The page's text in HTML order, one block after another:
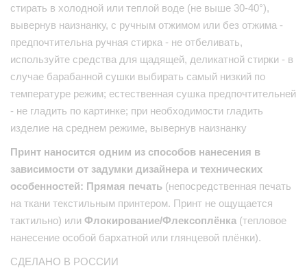
стирать в холодной или теплой воде (не выше 30-40°),
вывернув наизнанку, с ручным отжимом или без отжима -
предпочтительна ручная стирка - не отбеливать,
используйте средства для щадящей, деликатной стирки - в
случае барабанной сушки выбирать самый низкий по
температуре режим; естественная сушка предпочтительней
- не гладить по картинке; при необходимости гладить
изделие на среднем режиме, вывернув наизнанку
Принт наносится одним из способов нанесения в
зависимости от задумки дизайнера и технических
особенностей: Прямая печать (непосредственная печать
на ткани текстильным принтером. Принт не ощущается
тактильно) или Флокирование/Флексоплёнка (тепловое
нанесение особой бархатной или глянцевой плёнки).
СДЕЛАНО В РОССИИ